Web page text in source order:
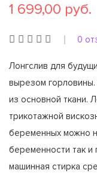
1 699,00 руб.
0
Лонгслив для
вырезом
из основной ткани.
трикотажной
беременных можно
беременности так
машинная стирка